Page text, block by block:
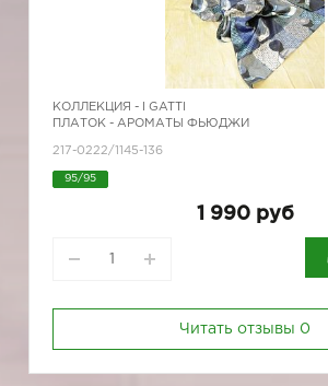
КОЛЛЕКЦИЯ -
I GATTI
ПЛАТОК - АРОМАТЫ ФЬЮДЖИ
217-0222/1145-136
95/95
1 990 руб
Читать отзывы 0